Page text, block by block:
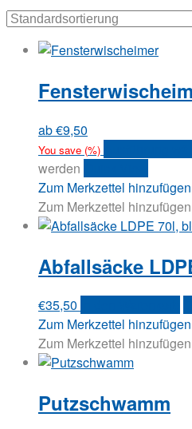
ab€9,50
You save (%)
werden
Zum Merkzettel hinzufügen
Zum Merkzettel hinzufügen
Abfallsäcke
€35,50
Zum Merkzettel hinzufügen
Zum Merkzettel hinzufügen
Putzschwamm